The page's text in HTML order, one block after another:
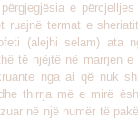
e
ruajnë termat e
(alejhi selam) ata
të njëjtë në marrjen e
nga ai që nuk
thirrja më e mirë
në një numër të